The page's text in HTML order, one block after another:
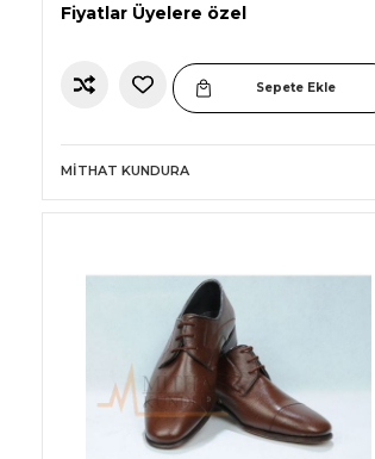
Fiyatlar Üyelere özel
Sepete Ekle
MITHAT KUNDURA